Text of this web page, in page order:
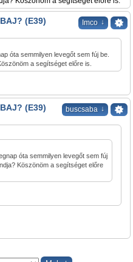
Imco ↓
(E39)
óta semmilyen levegőt sem fúj be.
a segítséget előre is.
buscsaba ↓
(E39)
óta semmilyen levegőt sem fúj
Köszönöm a segítséget előre